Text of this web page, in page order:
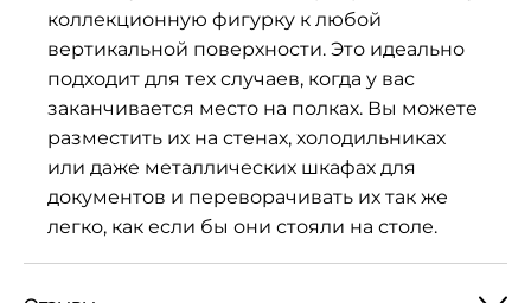
коллекционную фигурку к любой
вертикальной поверхности. Это идеально
подходит для тех случаев, когда у вас
заканчивается место на полках. Вы можете
разместить их на стенах, холодильниках
или даже металлических шкафах для
документов и переворачивать их так же
легко, как если бы они стояли на столе.